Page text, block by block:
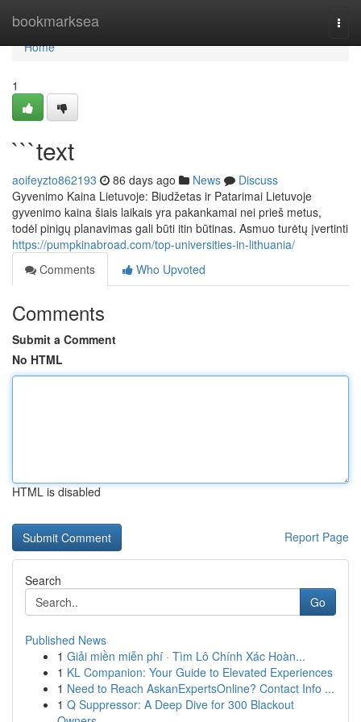
bookmarksea
Home
Home
1
```text
aoifeyzto862193 86 days ago News
Discuss
Gyvenimo Kaina Lietuvoje: Biudžetas ir Patarimai Lietuvoje
gyvenimo kaina šiais laikais yra pakankamai nei prieš metus,
todėl pinigų planavimas gali būti itin būtinas. Asmuo turėtų įvertinti
https://pumpkinabroad.com/top-universities-in-lithuania/
Comments
Who Upvoted
Comments
Submit a Comment
No HTML
HTML is disabled
Report Page
Search
Go
Published News
1 Giải miền miễn phí · Tìm Lô Chính Xác Hoàn...
1 KL Companion: Your Guide to Elevated Experiences
1 Need to Reach AskanExpertsOnline? Contact Info ...
1 Q Suppressor: A Deep Dive for 300 Blackout